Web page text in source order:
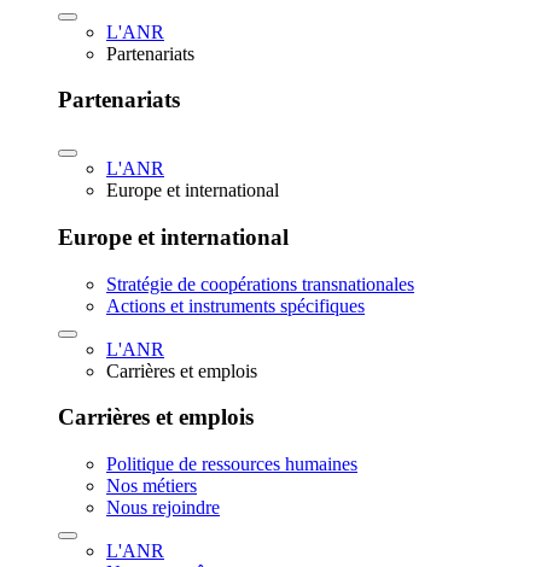
L'ANR
Partenariats
Partenariats
L'ANR
Europe et international
Europe et international
Stratégie de coopérations transnationales
Actions et instruments spécifiques
L'ANR
Carrières et emplois
Carrières et emplois
Politique de ressources humaines
Nos métiers
Nous rejoindre
L'ANR